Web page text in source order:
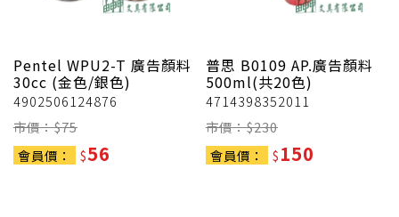
Pentel WPU2-T 廣告顏料
30cc (金色/銀色)
4902506124876
市價：$75
會員價：
$56
普思 B0109 AP.廣告顏料
500ml(共20色)
4714398352011
市價：$230
會員價：
$150